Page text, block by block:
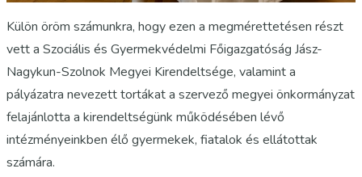
Külön öröm számunkra, hogy ezen a megmérettetésen részt
vett a Szociális és Gyermekvédelmi Főigazgatóság Jász-
Nagykun-Szolnok Megyei Kirendeltsége, valamint a
pályázatra nevezett tortákat a szervező megyei önkormányzat
felajánlotta a kirendeltségünk működésében lévő
intézményeinkben élő gyermekek, fiatalok és ellátottak
számára.